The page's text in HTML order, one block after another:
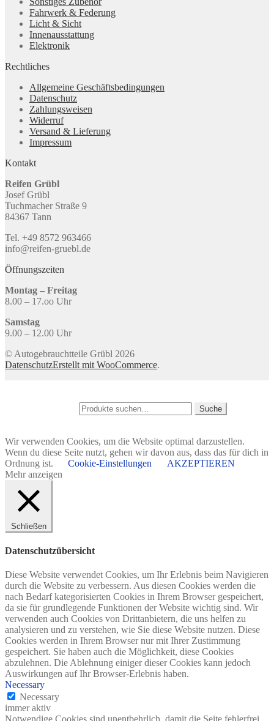
Fahrwerk & Federung
Licht & Sicht
Innenausstattung
Elektronik
Rechtliches
Allgemeine Geschäftsbedingungen
Datenschutz
Zahlungsweisen
Widerruf
Versand & Lieferung
Impressum
Kontakt
Reifen Grübl
Josef Grübl
Tuchmacher Straße 9
84367 Tann
Tel. +49 8572 963466
info@reifen-gruebl.de
Öffnungszeiten
Montag – Freitag
8.00 – 17.oo Uhr
Samstag
9.00 – 12.00 Uhr
© Autogebrauchtteile Grübl 2026
DatenschutzErstellt mit WooCommerce.
Suche
Wir verwenden Cookies, um die Website optimal darzustellen.
Wenn du diese Seite nutzt, gehen wir davon aus, dass das für dich in
Ordnung ist.
Cookie-Einstellungen
AKZEPTIEREN
Mehr anzeigen
Schließen
Datenschutzübersicht
Diese Website verwendet Cookies, um Ihr Erlebnis beim Navigieren
durch die Website zu verbessern. Aus diesen Cookies werden die
nach Bedarf kategorisierten Cookies in Ihrem Browser gespeichert,
da sie für grundlegende Funktionen der Website wichtig sind. Wir
verwenden auch Cookies von Drittanbietern, die uns helfen zu
analysieren und zu verstehen, wie Sie diese Website nutzen. Diese
Cookies werden in Ihrem Browser nur mit Ihrer Zustimmung
gespeichert. Sie haben auch die Möglichkeit, diese Cookies
abzulehnen. Die Ablehnung einiger dieser Cookies kann jedoch
Auswirkungen auf Ihr Browser-Erlebnis haben.
Necessary
Necessary
immer aktiv